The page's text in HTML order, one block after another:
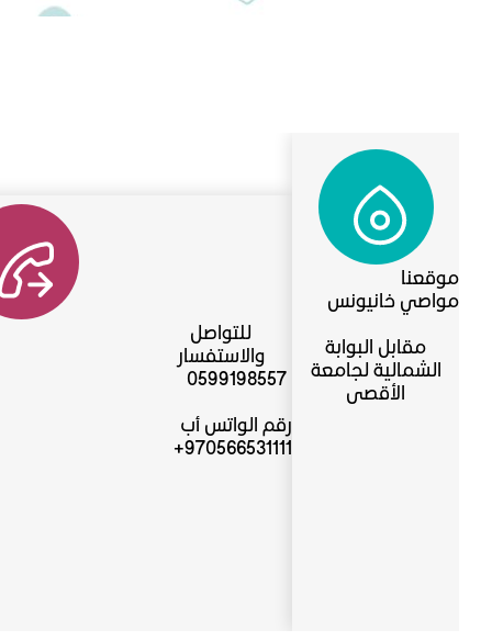
موقعنا
مواصي خانيونس
مقابل البوابة
الشمالية لجامعة
الأقصى
للتواصل
والاستفسار
0599198557
رقم الواتس أب
970566531111+